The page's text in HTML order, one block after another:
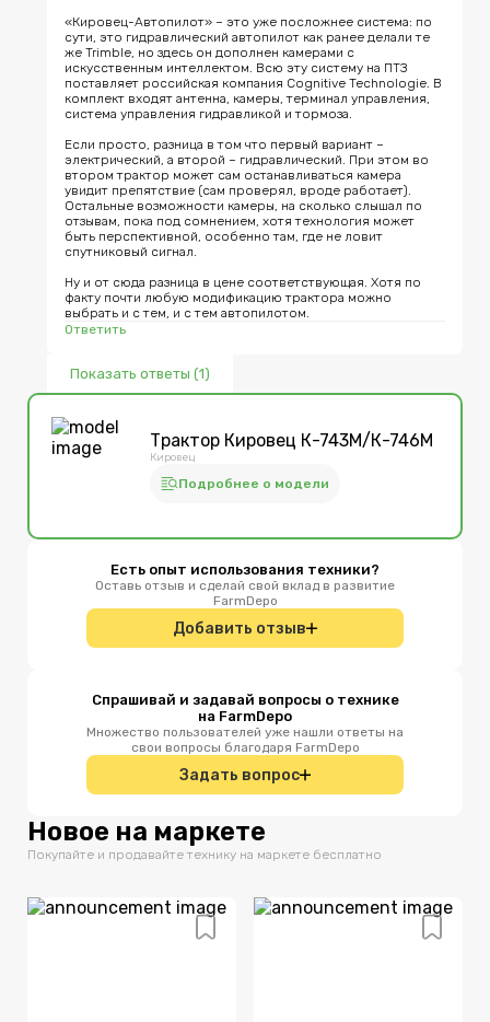
«Кировец-Автопилот» – это уже посложнее система: по
сути, это гидравлический автопилот как ранее делали те
же Trimble, но здесь он дополнен камерами с
искусственным интеллектом. Всю эту систему на ПТЗ
поставляет российская компания Cognitive Technologie. В
комплект входят антенна, камеры, терминал управления,
система управления гидравликой и тормоза.
Если просто, разница в том что первый вариант –
электрический, а второй – гидравлический. При этом во
втором трактор может сам останавливаться камера
увидит препятствие (сам проверял, вроде работает).
Остальные возможности камеры, на сколько слышал по
отзывам, пока под сомнением, хотя технология может
быть перспективной, особенно там, где не ловит
спутниковый сигнал.
Ну и от сюда разница в цене соответствующая. Хотя по
факту почти любую модификацию трактора можно
выбрать и с тем, и с тем автопилотом.
Ответить
Показать ответы (1)
Трактор Кировец К-743М/К-746М
Кировец
Подробнее о модели
Есть опыт использования техники?
Оставь отзыв и сделай свой вклад в развитие
FarmDepo
Добавить отзыв
Спрашивай и задавай вопросы о технике
на FarmDepo
Множество пользователей уже нашли ответы на
свои вопросы благодаря FarmDepo
Задать вопрос
Новое на маркете
Покупайте и продавайте технику на маркете бесплатно